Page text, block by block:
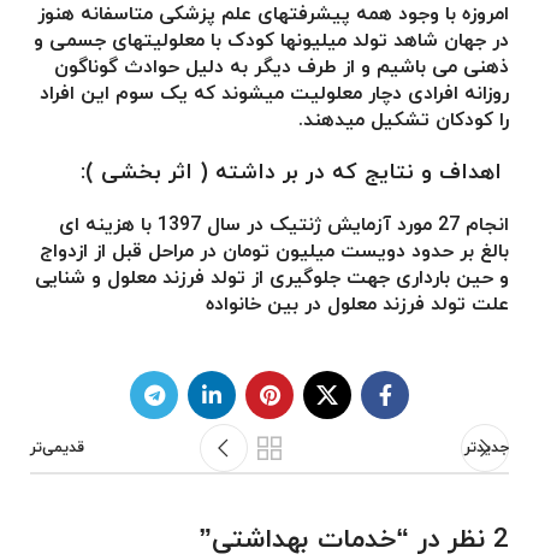
امروزه با وجود همه پیشرفتهای علم پزشکی متاسفانه هنوز
در جهان شاهد تولد میلیونها کودک با معلولیتهای جسمی و
ذهنی می باشیم و از طرف دیگر به دلیل حوادث گوناگون
روزانه افرادی دچار معلولیت میشوند که یک سوم این افراد
را کودکان تشکیل میدهند.
اهداف و نتایج که در بر داشته ( اثر بخشی ):
انجام 27 مورد آزمایش ژنتیک در سال 1397 با هزینه ای
بالغ بر حدود دویست میلیون تومان در مراحل قبل از ازدواج
و حین بارداری جهت جلوگیری از تولد فرزند معلول و شنایی
علت تولد فرزند معلول در بین خانواده
جدیدتر قدیمی‌تر
2 نظر در “ خدمات بهداشتی”